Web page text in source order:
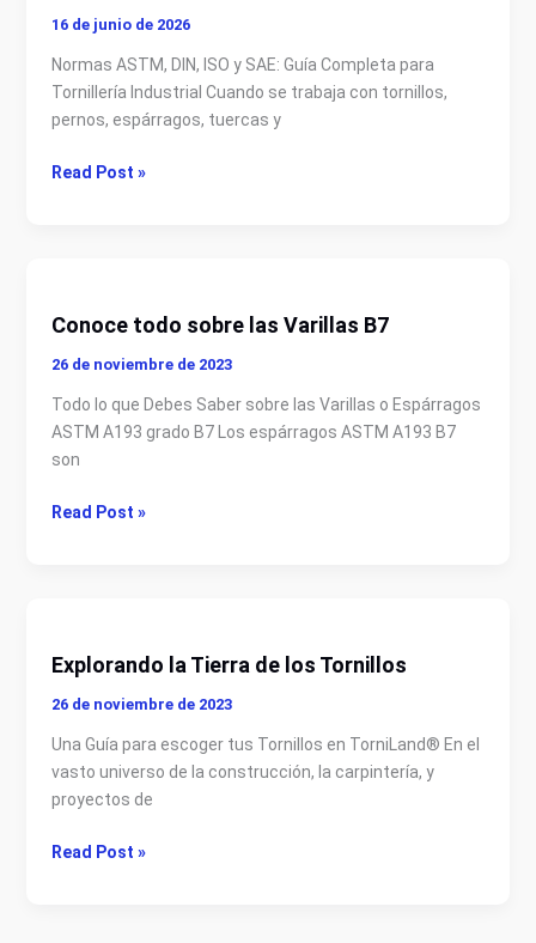
16 de junio de 2026
Normas ASTM, DIN, ISO y SAE: Guía Completa para
Tornillería Industrial Cuando se trabaja con tornillos,
pernos, espárragos, tuercas y
y
SAE:
Guía
para
Read Post »
Conoce todo sobre las Varillas B7
26 de noviembre de 2023
Todo lo que Debes Saber sobre las Varillas o Espárragos
ASTM A193 grado B7 Los espárragos ASTM A193 B7
son
sobre
B7
Read Post »
Explorando la Tierra de los Tornillos
26 de noviembre de 2023
Una Guía para escoger tus Tornillos en TorniLand® En el
vasto universo de la construcción, la carpintería, y
proyectos de
Tierra
Tornillos
Read Post »